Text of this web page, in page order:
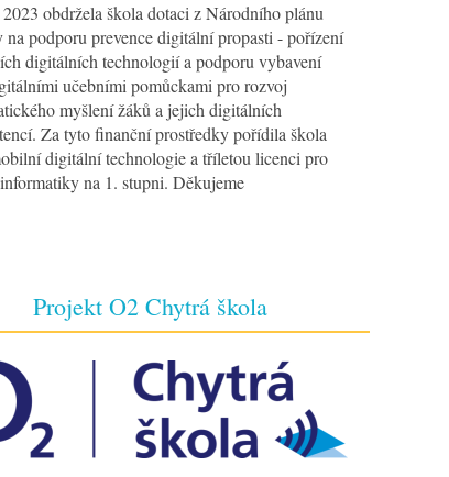
obdržela škola dotaci z Národního plánu
na podporu prevence digitální propasti - pořízení
digitálních technologií a podporu vybavení
učebními pomůckami pro rozvoj
myšlení žáků a jejich digitálních
Za tyto finanční prostředky pořídila škola
digitální technologie a tříletou licenci pro
na 1. stupni. Děkujeme
Projekt O2 Chytrá škola